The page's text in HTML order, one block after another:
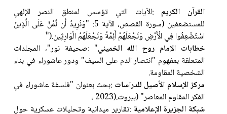
القرآن الكريم :الآيات التي تؤسس لمنطق النصر الإلهي
للمستضعفين (سورة القصص، الآية 5: "وَنُرِيدُ أَن نَّمُنَّ عَلَى الَّذِينَ
اسْتُضْعِفُوا فِي الْأَرْضِ وَنَجْعَلَهُمْ أَئِمَّةً وَنَجْعَلَهُمُ الْوَارِثِينَ").
خطابات الإمام روح الله الخميني: "صحيفة نور"، المجلدات
المتعلقة بمفهوم "انتصار الدم على السيف" ودور عاشوراء في بناء
الشخصية المقاومة.
مركز الإسلام الأصيل للدراسات :بحث بعنوان "فلسفة عاشوراء في
الفكر المقاوم المعاصر" (بيروت، 2023).
شبكة الجزيرة الإعلامية :تقارير ميدانية وتحليلات عسكرية حول